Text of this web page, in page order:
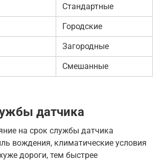
Стандартные
Городские
Загородные
Смешанные
датчика
на срок службы датчика
вождения, климатические условия
дороги, тем быстрее